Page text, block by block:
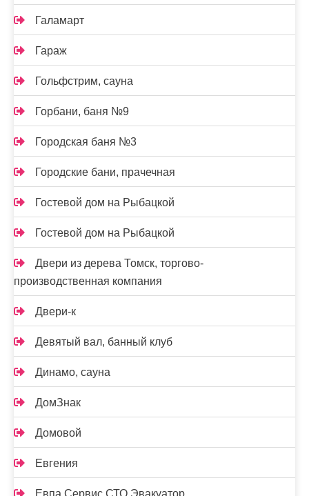
Галамарт
Гараж
Гольфстрим, сауна
Горбани, баня №9
Городская баня №3
Городские бани, прачечная
Гостевой дом на Рыбацкой
Гостевой дом на Рыбацкой
Двери из дерева Томск, торгово-
производственная компания
Двери-к
Девятый вал, банный клуб
Динамо, сауна
ДомЗнак
Домовой
Евгения